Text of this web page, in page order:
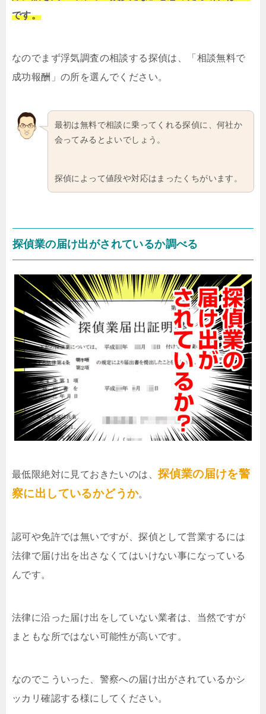
です。
なのでまず浮気調査の相談する探偵は、「相談無料で
成功報酬」の所を選んでください。
最初は無料で相談に乗ってくれる探偵に、何社か
会ってみるとよいでしょう。
探偵によって値段や対応はまったくちがいます。
探偵業の届け出がされているか調べる
最低限絶対に見ておきたいのは、 探偵業の届けを警
察に出しているかどうか。
認可や免許では無いですが、探偵として営業するには
法律で届け出を出さなくてはいけない事になっている
んです。
法律に沿った届け出をしていない業者は、当然ですが
まともな所ではない可能性が高いです。
なのでこういった、警察への届け出がされているかシ
ッカリ確認する様にしてください。